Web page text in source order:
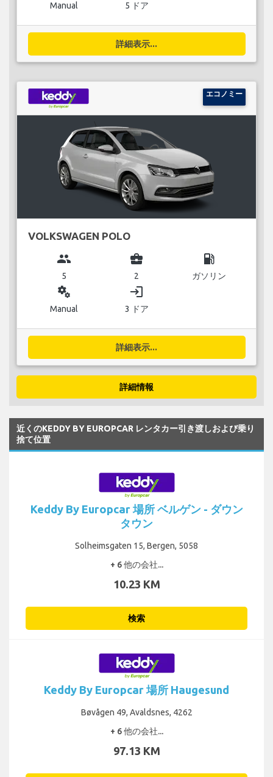
Manual 5 ドア
詳細表示...
エコノミー
VOLKSWAGEN POLO
group
5
business_center
2
local_gas_station
ガソリン
miscellaneous_services
Manual
login
3 ドア
詳細表示...
詳細情報
近くのKEDDY BY EUROPCAR レンタカー引き渡しおよび乗り
捨て位置
Keddy By Europcar 場所 ベルゲン - ダウン
タウン
Solheimsgaten 15, Bergen, 5058
+ 6 他の会社...
10.23 KM
検索
Keddy By Europcar 場所 Haugesund
Bøvågen 49, Avaldsnes, 4262
+ 6 他の会社...
97.13 KM